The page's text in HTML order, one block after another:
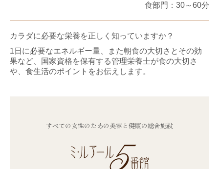
食部門 ：30～60分
カラダに必要な栄養を正しく知っていますか？
1日に必要なエネルギー量、また朝食の大切さとその効
果など、国家資格を保有する管理栄養士が食の大切さ
や、食生活のポイントをお伝えします。
すべての女性のための美容と健康の総合施設